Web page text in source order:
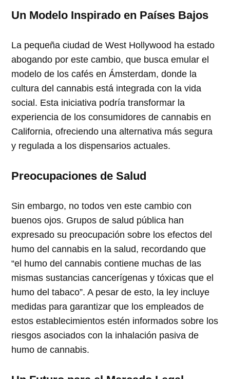
Un Modelo Inspirado en Países Bajos
La pequeña ciudad de West Hollywood ha estado
abogando por este cambio, que busca emular el
modelo de los cafés en Ámsterdam, donde la
cultura del cannabis está integrada con la vida
social. Esta iniciativa podría transformar la
experiencia de los consumidores de cannabis en
California, ofreciendo una alternativa más segura
y regulada a los dispensarios actuales.
Preocupaciones de Salud
Sin embargo, no todos ven este cambio con
buenos ojos. Grupos de salud pública han
expresado su preocupación sobre los efectos del
humo del cannabis en la salud, recordando que
“el humo del cannabis contiene muchas de las
mismas sustancias cancerígenas y tóxicas que el
humo del tabaco”. A pesar de esto, la ley incluye
medidas para garantizar que los empleados de
estos establecimientos estén informados sobre los
riesgos asociados con la inhalación pasiva de
humo de cannabis.